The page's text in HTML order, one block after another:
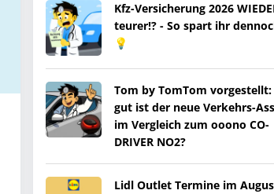
Kfz-Versicherung 2026
teurer!? - So spart ihr
💡
Tom by TomTom vorgestellt:
gut ist der neue Verkehrs-
im Vergleich zum ooono CO-
DRIVER NO2?
Lidl Outlet Termine im